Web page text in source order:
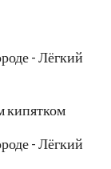
кипятком